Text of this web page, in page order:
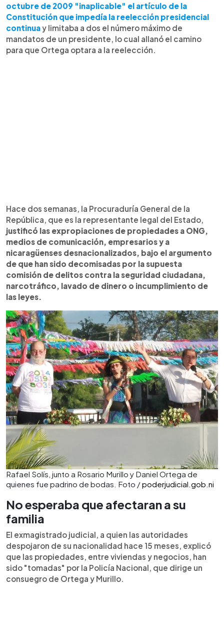
octubre de 2009 "inaplicable" el artículo de la
Constitución que impedía la reelección presidencial
continuay limitaba a dos el número máximo de
mandatos de un presidente, lo cual allanó el camino
para que Ortega optara a la reelección.
Hace dos semanas, la Procuraduría General de la
República, que es la representante legal del Estado,
justificó las expropiaciones de propiedades a ONG,
medios de comunicación, empresarios y a
nicaragüenses desnacionalizados, bajo el argumento
de que han sido decomisadas por la supuesta
comisión de delitos contra la seguridad ciudadana,
narcotráfico, lavado de dinero o incumplimiento de
las leyes.
Rafael Solís, junto a Rosario Murillo y Daniel Ortega de
quienes fue padrino de bodas. Foto /poderjudicial.gob.ni
No esperaba que afectaran a su
familia
El exmagistrado judicial, a quien las autoridades
despojaron de su nacionalidad hace 15 meses, explicó
que las propiedades, entre viviendas y negocios, han
sido "tomadas" por la Policía Nacional, que dirige un
consuegro de Ortega y Murillo.